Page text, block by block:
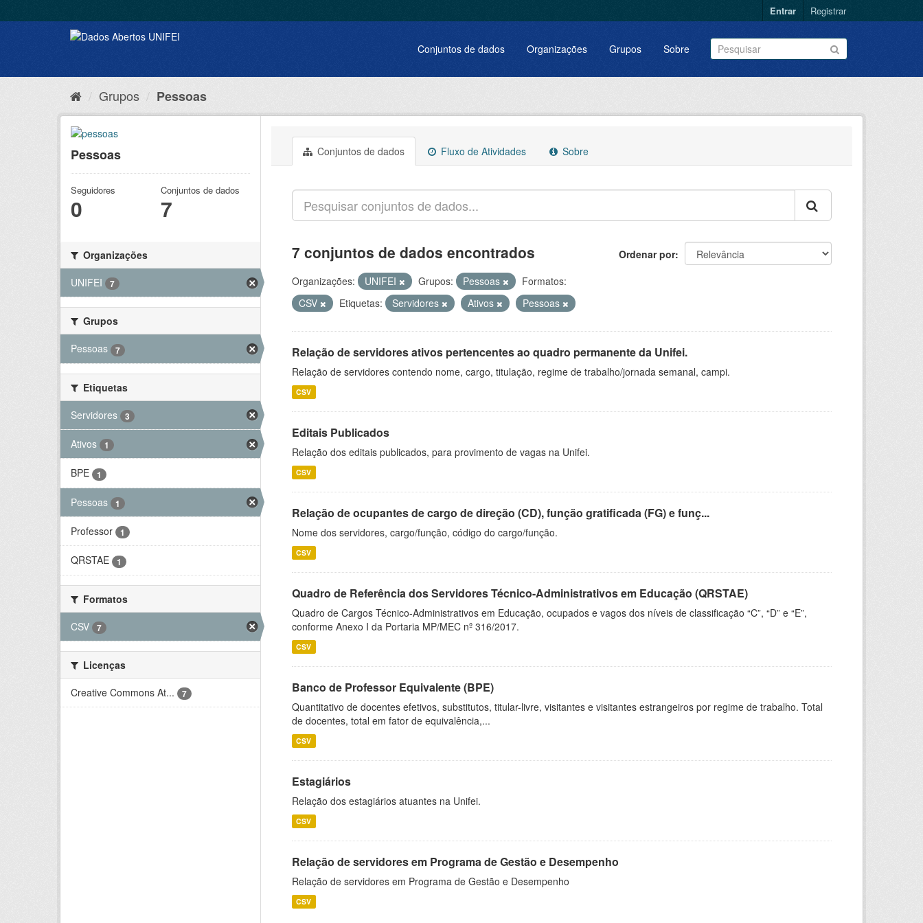
Entrar Registrar
Conjuntos de dados Organizações Grupos Sobre
Grupos Pessoas
Pessoas
Seguidores
0
Conjuntos de dados
7
Organizações
UNIFEI
7
Grupos
Pessoas
7
Etiquetas
Servidores
3
Ativos 1
BPE 1
Pessoas 1
Professor 1
QRSTAE 1
Formatos
CSV
7
Licenças
Creative Commons At...
7
Conjuntos de dados Fluxo de Atividades Sobre
Ordenar por
7 conjuntos de dados encontrados
Organizações: UNIFEI Grupos: Pessoas
Formatos:
CSV
Etiquetas: Servidores Ativos Pessoas
Relação de servidores ativos pertencentes ao quadro permanente da Unifei.
Relação de servidores contendo nome, cargo, titulação, regime de trabalho/jornada semanal, campi.
CSV
Editais Publicados
Relação dos editais publicados, para provimento de vagas na Unifei.
CSV
Relação de ocupantes de cargo de direção (CD), função gratificada (FG) e funç...
Nome dos servidores, cargo/função, código do cargo/função.
CSV
Quadro de Referência dos Servidores Técnico-Administrativos em Educação (QRSTAE)
Quadro de Cargos Técnico-Administrativos em Educação, ocupados e vagos dos níveis de classificação “C”, “D” e “E”,
conforme Anexo I da Portaria MP/MEC nº 316/2017.
CSV
Banco de Professor Equivalente (BPE)
Quantitativo de docentes efetivos, substitutos, titular-livre, visitantes e visitantes estrangeiros por regime de trabalho. Total
de docentes, total em fator de equivalência,...
CSV
Estagiários
Relação dos estagiários atuantes na Unifei.
CSV
Relação de servidores em Programa de Gestão e Desempenho
Relação de servidores em Programa de Gestão e Desempenho
CSV